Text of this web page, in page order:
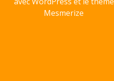
Mesmerize